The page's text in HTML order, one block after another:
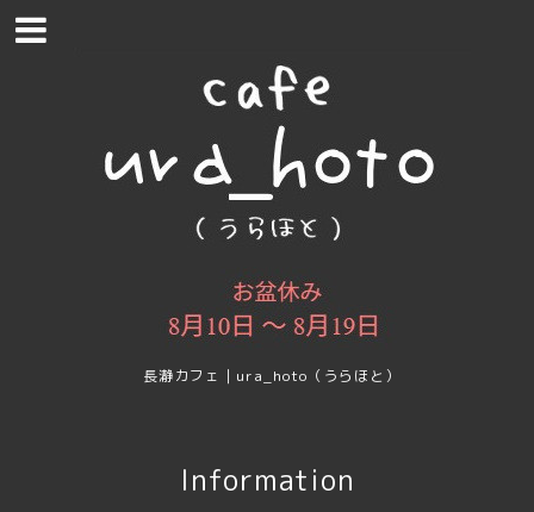
長瀞カフェ｜ura_hoto（うらほと）
Information